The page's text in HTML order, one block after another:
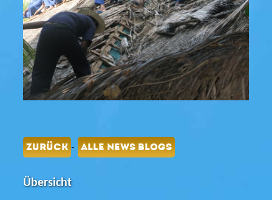
ZURÜCK - ALLE NEWS BLOGS
Übersicht